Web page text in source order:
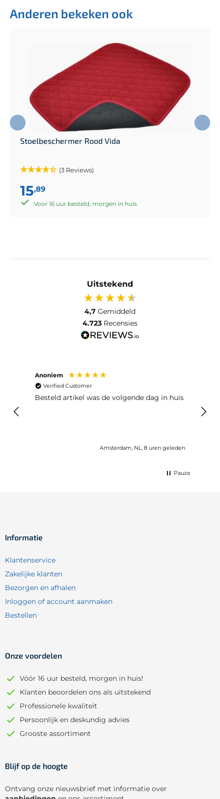
Anderen bekeken ook
Stoelbeschermer Rood Vida
(3 Reviews)
15,89
Voor 16 uur besteld, morgen in huis
Uitstekend
4,7 Gemiddeld
4.723 Recensies
Anoniem
Verified Customer
Besteld artikel was de volgende dag in huis
Amsterdam, NL, 8 uren geleden
Pauze
Informatie
Klantenservice
Zakelijke klanten
Bezorgen en afhalen
Inloggen of account aanmaken
Bestellen
Onze voordelen
Vóór 16 uur besteld, morgen in huis!
Klanten beoordelen ons als uitstekend
Professionele kwaliteit
Persoonlijk en deskundig advies
Grooste assortiment
Blijf op de hoogte
Ontvang onze nieuwsbrief met informatie over